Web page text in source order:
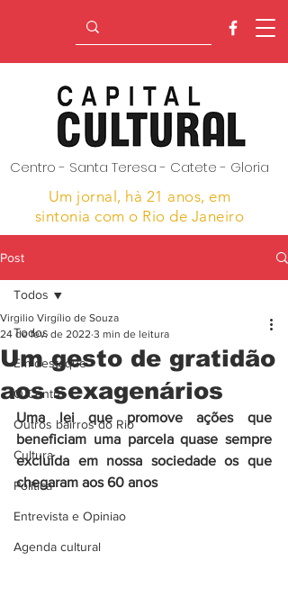
Centro - Santa Teresa - Catete - Gloria
Um jornal, hà 21 anos, em
sintonia com o Rio de Janeiro
Post
Todos
Em destaque
O Centro
Outros bairros do Rio
Cultura
Politica
Entrevista e Opiniao
Agenda cultural
Todos
Um gesto de gratidão
aos sexagenários
Virgilio Virgílio de Souza
24 de fev. de 2022 3 min de leitura
Uma lei que promove ações que
beneficiam uma parcela quase sempre
excluída em nossa sociedade os que
chegaram aos 60 anos